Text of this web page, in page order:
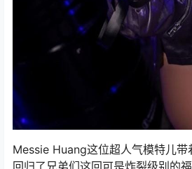
Messie Huang这位超人气模特儿
回归了兄弟们这回可是炸裂级别的